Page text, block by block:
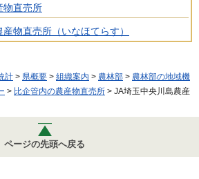
物直売所
物直売所（いなほてらす）
計 > 県概要 > 組織案内 > 農林部 > 農林部の地域機
> 比企管内の農産物直売所 > JA埼玉中央川島農産
ページの先頭へ戻る